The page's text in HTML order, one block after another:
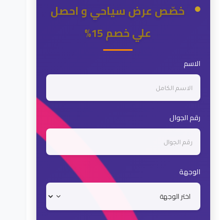
خصّص عرض سياحي و احصل
علي خصم 15%
الاسم
رقم الجوال
الوجهة